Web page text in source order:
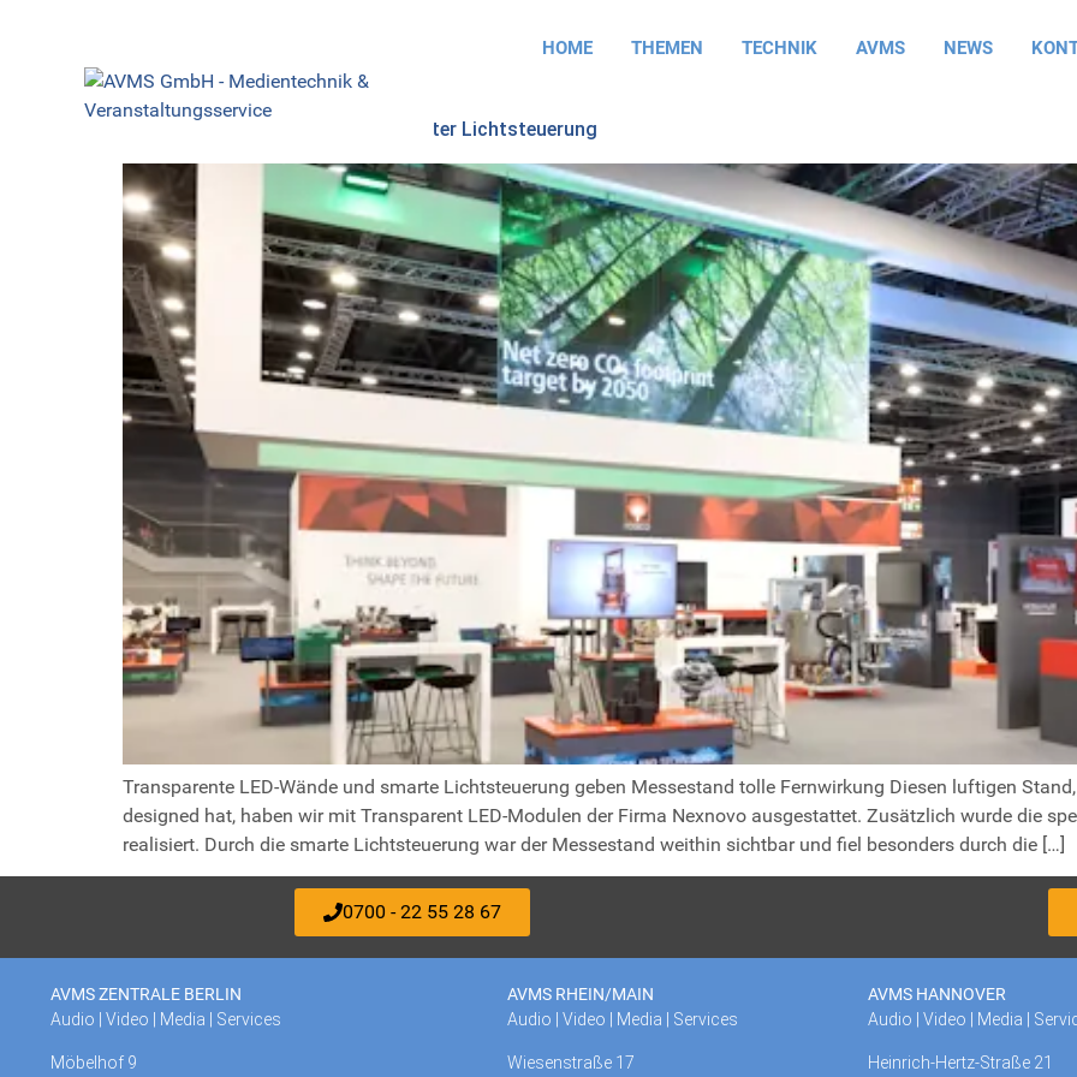
HOME THEMEN TECHNIK AVMS NEWS
Transparente LED-Wände mit smarter Lichtsteuerung
Transparente LED-Wände und smarte Lichtsteuerung geben Messestand tolle Fernwirkung Diesen luftigen
designed hat, haben wir mit Transparent LED-Modulen der Firma Nexnovo ausgestattet. Zusätzlich wurde die
realisiert. Durch die smarte Lichtsteuerung war der Messestand weithin sichtbar und fiel besonders durch die […]
0700 - 22 55 28 67
AVMS ZENTRALE BERLIN
Audio | Video | Media | Services
Möbelhof 9
AVMS RHEIN/MAIN
Audio | Video | Media | Services
Wiesenstraße 17
AVMS HANNOVER
Audio | Video | Media |
Heinrich-Hertz-Straße 21